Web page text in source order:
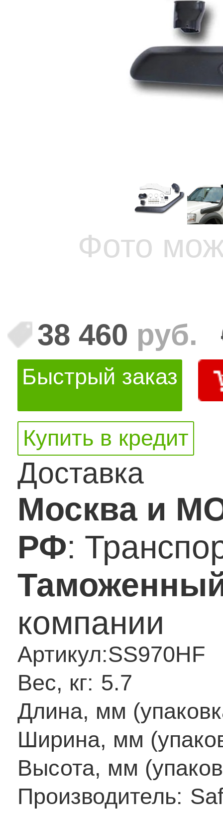
Фото
38 460 руб.
Быстрый заказ
Купить в кредит
Доставка
Москва и
РФ:
компании
Артикул:SS970HF
Вес, кг: 5.7
Длина, мм
Ширина, мм
Высота, мм
Производитель: